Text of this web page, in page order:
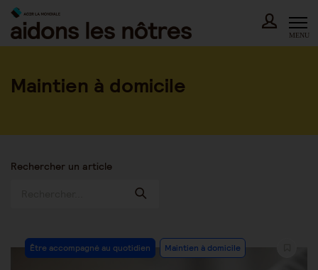
Skip
content
MENU
Maintien à domicile
Rechercher un article
Post
Category:
Être accompagné au quotidien Maintien à domicile